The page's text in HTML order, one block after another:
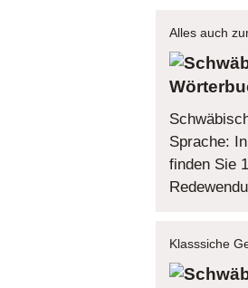
Alles auch
Sprache:
finden Sie
Klasssiche